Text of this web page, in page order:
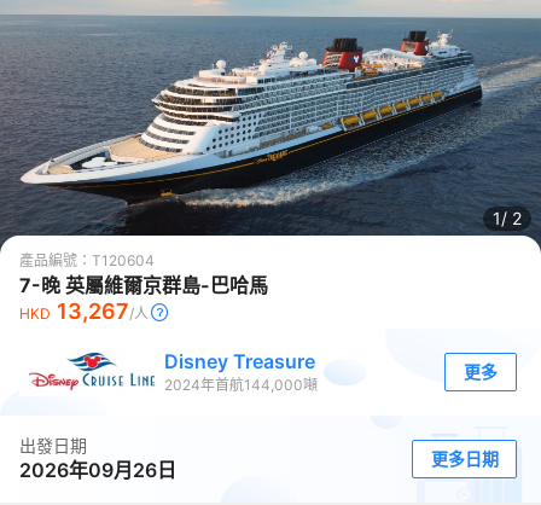
1/ 2
產品編號： T120604
7-晚 英屬維爾京群島-巴哈馬
HKD 13,267/人
Disney Treasure
2024年首航144,000噸
更多
出發日期
2026年09月26日 更多日期